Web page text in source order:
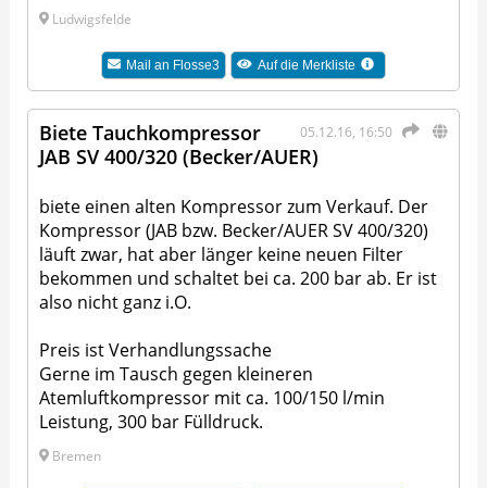
Ludwigsfelde
Mail an Flosse3 Auf die Merkliste
05.12.16, 16:50
Biete Tauchkompressor
JAB SV 400/320 (Becker/AUER)
biete einen alten Kompressor zum Verkauf. Der
Kompressor (JAB bzw. Becker/AUER SV 400/320)
läuft zwar, hat aber länger keine neuen Filter
bekommen und schaltet bei ca. 200 bar ab. Er ist
also nicht ganz i.O.
Preis ist Verhandlungssache
Gerne im Tausch gegen kleineren
Atemluftkompressor mit ca. 100/150 l/min
Leistung, 300 bar Fülldruck.
Bremen